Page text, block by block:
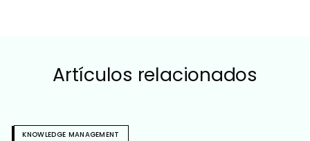
Artículos relacionados
KNOWLEDGE MANAGEMENT